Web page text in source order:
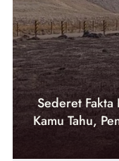
Sederet Fakta
Kamu Tahu,